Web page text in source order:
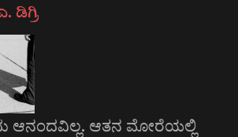
ಡಿಗ್ರಿ
ಆನಂದವಿಲ್ಲ. ಆತನ ಮೋರೆಯಲ್ಲಿ